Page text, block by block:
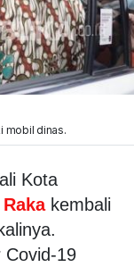
mobil dinas.
Kota
kembali
Covid-19